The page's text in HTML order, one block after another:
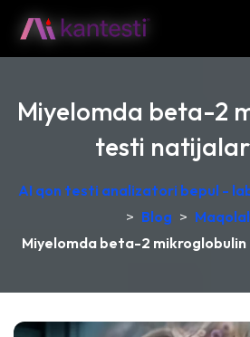
Miyelomda beta-2
testi
AI qon testi analizatori bepul -
> Blog >
Miyelomda beta-2